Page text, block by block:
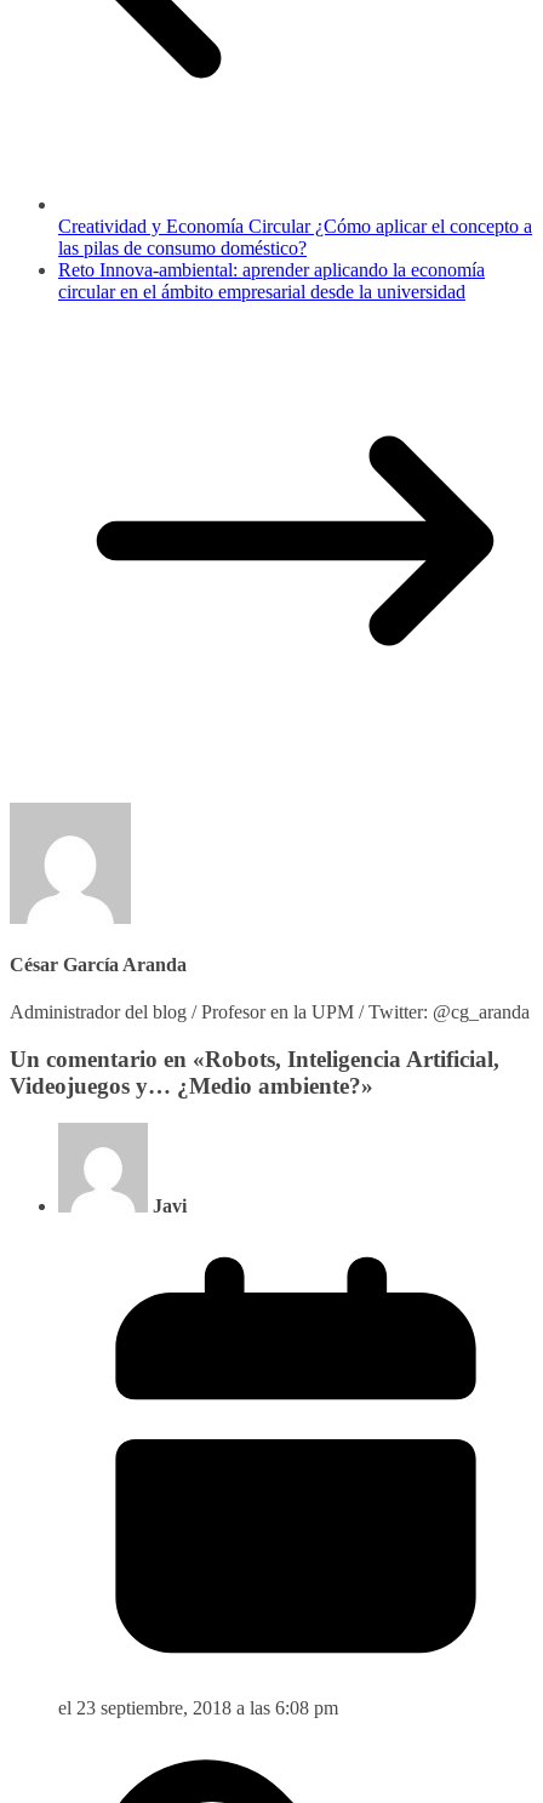
Creatividad y Economía Circular ¿Cómo aplicar el concepto a
las pilas de consumo doméstico?
Reto Innova-ambiental: aprender aplicando la economía
circular en el ámbito empresarial desde la universidad
César García Aranda
Administrador del blog / Profesor en la UPM / Twitter: @cg_aranda
Un comentario en «Robots, Inteligencia Artificial,
Videojuegos y… ¿Medio ambiente?»
Javi
el 23 septiembre, 2018 a las 6:08 pm